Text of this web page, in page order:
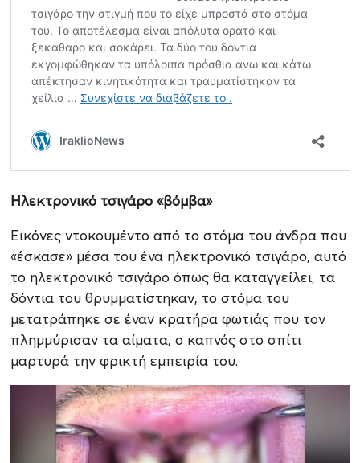
Ηλεκτρονικό τσιγάρο «βόμβα»
Εικόνες ντοκουμέντο από το στόμα του άνδρα που
«έσκασε» μέσα του ένα ηλεκτρονικό τσιγάρο, αυτό
το ηλεκτρονικό τσιγάρο όπως θα καταγγείλει, τα
δόντια του θρυμματίστηκαν, το στόμα του
μετατράπηκε σε έναν κρατήρα φωτιάς που τον
πλημμύρισαν τα αίματα, ο καπνός στο σπίτι
μαρτυρά την φρικτή εμπειρία του.